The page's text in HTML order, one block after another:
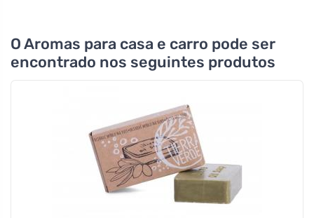
O Aromas para casa e carro pode ser
encontrado nos seguintes produtos